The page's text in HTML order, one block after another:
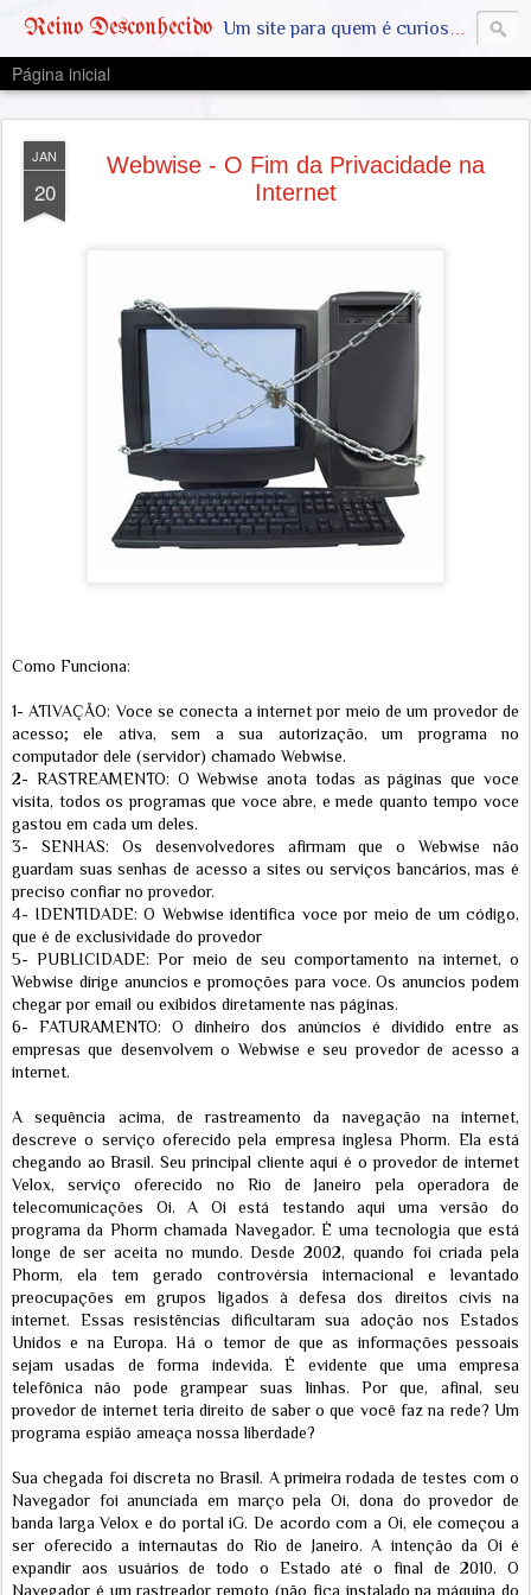
Reino Desconhecido Um site para quem é curioso e também quer estar ciente das notícias que geralmente não aparecem na grande mídia. Abram a mente, pensem fora da caixinha. SAIAM DA MATRIX !! A VERDADE ESTÁ LA FORA
Página inicial
JAN
20
Webwise - O Fim da Privacidade na
Internet
Como Funciona:
1- ATIVAÇÃO: Voce se conecta a internet por meio de um provedor de
acesso; ele ativa, sem a sua autorização, um programa no
computador dele (servidor) chamado Webwise.
2- RASTREAMENTO: O Webwise anota todas as páginas que voce
visita, todos os programas que voce abre, e mede quanto tempo voce
gastou em cada um deles.
3- SENHAS: Os desenvolvedores afirmam que o Webwise não
guardam suas senhas de acesso a sites ou serviços bancários, mas é
preciso confiar no provedor.
4- IDENTIDADE: O Webwise identifica voce por meio de um código,
que é de exclusividade do provedor
5- PUBLICIDADE: Por meio de seu comportamento na internet, o
Webwise dirige anuncios e promoções para voce. Os anuncios podem
chegar por email ou exibidos diretamente nas páginas.
6- FATURAMENTO: O dinheiro dos anúncios é dividido entre as
empresas que desenvolvem o Webwise e seu provedor de acesso a
internet.
A sequência acima, de rastreamento da navegação na internet,
descreve o serviço oferecido pela empresa inglesa Phorm. Ela está
chegando ao Brasil. Seu principal cliente aqui é o provedor de internet
Velox, serviço oferecido no Rio de Janeiro pela operadora de
telecomunicações Oi. A Oi está testando aqui uma versão do
programa da Phorm chamada Navegador. É uma tecnologia que está
longe de ser aceita no mundo. Desde 2002, quando foi criada pela
Phorm, ela tem gerado controvérsia internacional e levantado
preocupações em grupos ligados à defesa dos direitos civis na
internet. Essas resistências dificultaram sua adoção nos Estados
Unidos e na Europa. Há o temor de que as informações pessoais
sejam usadas de forma indevida. É evidente que uma empresa
telefônica não pode grampear suas linhas. Por que, afinal, seu
provedor de internet teria direito de saber o que você faz na rede? Um
programa espião ameaça nossa liberdade?
Sua chegada foi discreta no Brasil. A primeira rodada de testes com o
Navegador foi anunciada em março pela Oi, dona do provedor de
banda larga Velox e do portal iG. De acordo com a Oi, ele começou a
ser oferecido a internautas do Rio de Janeiro. A intenção da Oi é
expandir aos usuários de todo o Estado até o final de 2010. O
Navegador é um rastreador remoto (não fica instalado na máquina do